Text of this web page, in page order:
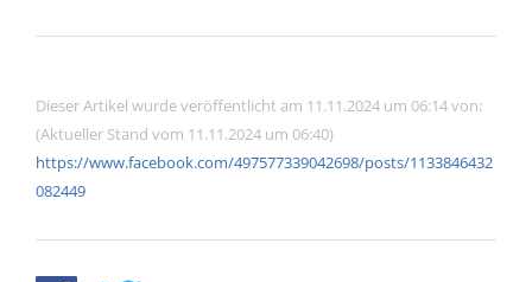
Dieser Artikel wurde veröffentlicht am 11.11.2024 um 06:14 von:
(Aktueller Stand vom 11.11.2024 um 06:40)
https://www.facebook.com/497577339042698/posts/1133846432
082449